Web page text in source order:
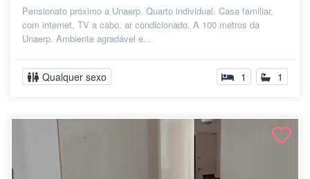
Pensionato próximo a Unaerp. Quarto individual. Casa familiar,
com internet, TV a cabo, ar condicionado. A 100 metros da
Unaerp. Ambiente agradável e...
Qualquer sexo 1 1